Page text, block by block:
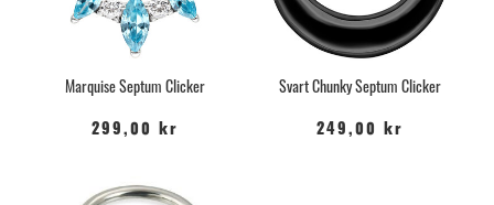
Marquise Septum Clicker
299,00 kr
Svart Chunky Septum Clicker
249,00 kr